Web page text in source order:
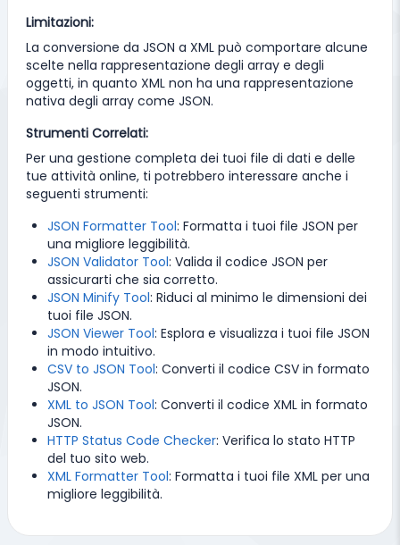
Limitazioni:
La conversione da JSON a XML può comportare alcune
scelte nella rappresentazione degli array e degli
oggetti, in quanto XML non ha una rappresentazione
nativa degli array come JSON.
Strumenti Correlati:
Per una gestione completa dei tuoi file di dati e delle
tue attività online, ti potrebbero interessare anche i
seguenti strumenti:
JSON Formatter Tool: Formatta i tuoi file JSON per
una migliore leggibilità.
JSON Validator Tool: Valida il codice JSON per
assicurarti che sia corretto.
JSON Minify Tool: Riduci al minimo le dimensioni dei
tuoi file JSON.
JSON Viewer Tool: Esplora e visualizza i tuoi file JSON
in modo intuitivo.
CSV to JSON Tool: Converti il codice CSV in formato
JSON.
XML to JSON Tool: Converti il codice XML in formato
JSON.
HTTP Status Code Checker: Verifica lo stato HTTP
del tuo sito web.
XML Formatter Tool: Formatta i tuoi file XML per una
migliore leggibilità.